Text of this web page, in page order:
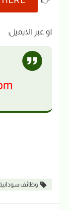
او عبر الايميل:
وظائف